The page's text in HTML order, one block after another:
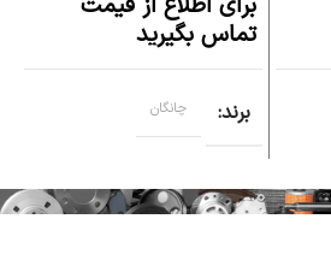
تماس بگیرید
برند چانگان